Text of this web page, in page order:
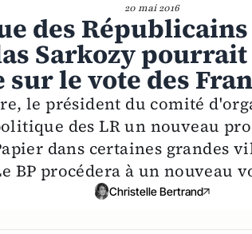
20 mai 2016
des Républicains
Sarkozy
le vote des
le président du comité
des LR un nouveau
dans certaines grandes
BP procédera à un nouveau
Christelle Bertrand